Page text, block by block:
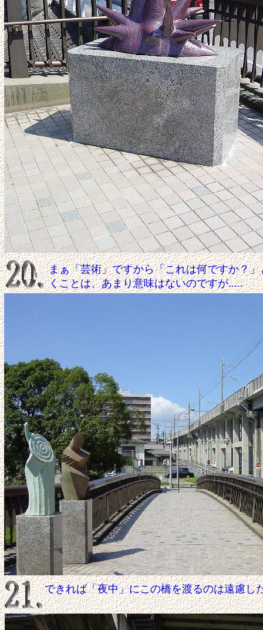
まぁ「芸術」ですから「これは何ですか？」
くことは、あまり意味はないのですが.....
できれば「夜中」にこの橋を渡るのは遠慮し